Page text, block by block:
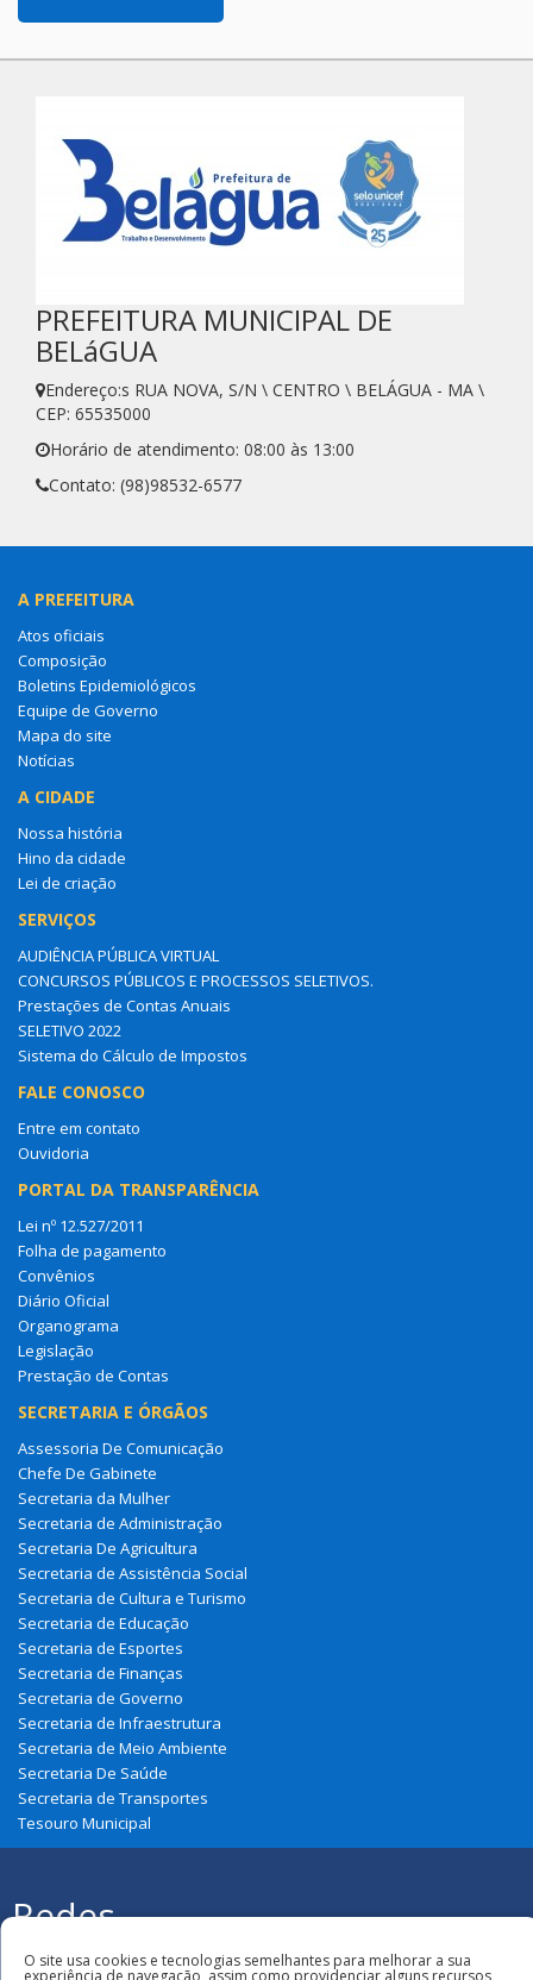
PREFEITURA MUNICIPAL DE
BELáGUA
Endereço:s RUA NOVA, S/N \ CENTRO \ BELÁGUA - MA \
CEP: 65535000
Horário de atendimento: 08:00 às 13:00
Contato: (98)98532-6577
A PREFEITURA
Atos oficiais
Composição
Boletins Epidemiológicos
Equipe de Governo
Mapa do site
Notícias
A CIDADE
Nossa história
Hino da cidade
Lei de criação
SERVIÇOS
AUDIÊNCIA PÚBLICA VIRTUAL
CONCURSOS PÚBLICOS E PROCESSOS SELETIVOS.
Prestações de Contas Anuais
SELETIVO 2022
Sistema do Cálculo de Impostos
FALE CONOSCO
Entre em contato
Ouvidoria
PORTAL DA TRANSPARÊNCIA
Lei nº 12.527/2011
Folha de pagamento
Convênios
Diário Oficial
Organograma
Legislação
Prestação de Contas
SECRETARIA E ÓRGÃOS
Assessoria De Comunicação
Chefe De Gabinete
Secretaria da Mulher
Secretaria de Administração
Secretaria De Agricultura
Secretaria de Assistência Social
Secretaria de Cultura e Turismo
Secretaria de Educação
Secretaria de Esportes
Secretaria de Finanças
Secretaria de Governo
Secretaria de Infraestrutura
Secretaria de Meio Ambiente
Secretaria De Saúde
Secretaria de Transportes
Tesouro Municipal
Redes
Sociais
Municipal de Belágua
O site usa cookies e tecnologias semelhantes para melhorar a sua
experiência de navegação, assim como providenciar alguns recursos